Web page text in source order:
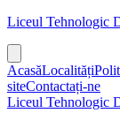
Liceul Tehnologic
AcasăLocalități
siteContactați-ne
Liceul Tehnologic